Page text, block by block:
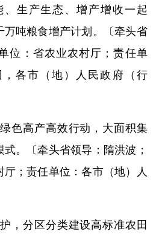
生产生态、增产增收一起
吨粮食增产计划。〔牵头省
位：省农业农村厅；责任单
各市（地）人民政府（行
色高产高效行动，大面积集
。〔牵头省领导：隋洪波；
；责任单位：各市（地）人
，分区分类建设高标准农田